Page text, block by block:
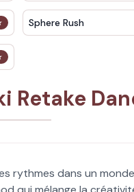
Sphere Rush
Retake
rythmes dans un